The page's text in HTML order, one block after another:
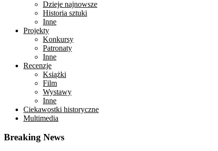
Dzieje najnowsze
Historia sztuki
Inne
Projekty
Konkursy
Patronaty
Inne
Recenzje
Książki
Film
Wystawy
Inne
Ciekawostki historyczne
Multimedia
Breaking News